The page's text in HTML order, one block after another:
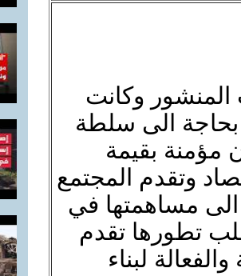
المنشور وكانت
بحاجة الى سلطة
مؤمنة بقيمة
وتقدم المجتمع
الى مساهمتها في
تطورها تقدم
لبناء